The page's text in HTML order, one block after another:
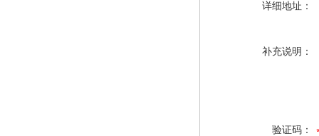
详细地址：
补充说明：
验证码：